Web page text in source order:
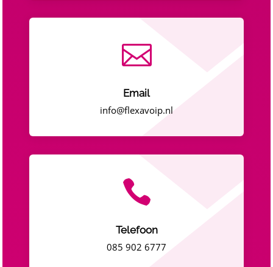

Email
info@flexavoip.nl

Telefoon
085 902 6777